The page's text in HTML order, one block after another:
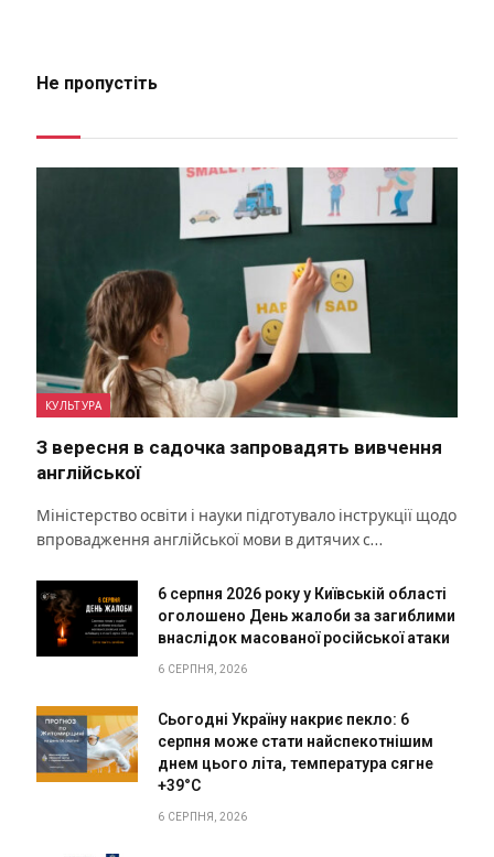
Не пропустіть
КУЛЬТУРА
З вересня в садочка запровадять вивчення
англійської
Міністерство освіти і науки підготувало інструкції щодо
впровадження англійської мови в дитячих с…
6 серпня 2026 року у Київській області
оголошено День жалоби за загиблими
внаслідок масованої російської атаки
6 СЕРПНЯ, 2026
Сьогодні Україну накриє пекло: 6
серпня може стати найспекотнішим
днем цього літа, температура сягне
+39°C
6 СЕРПНЯ, 2026